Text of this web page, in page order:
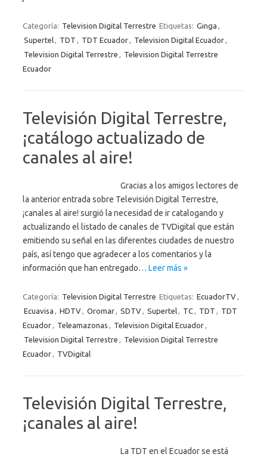
Categoría: Television Digital Terrestre Etiquetas: Ginga ,
Supertel, TDT , TDT Ecuador, Television Digital Ecuador,
Television Digital Terrestre , Television Digital Terrestre
Ecuador
Televisión Digital Terrestre,
¡catálogo actualizado de
canales al aire!
Gracias a los amigos lectores de
la anterior entrada sobre Televisión Digital Terrestre,
¡canales al aire! surgió la necesidad de ir catalogando y
actualizando el listado de canales de TVDigital que están
emitiendo su señal en las diferentes ciudades de nuestro
país, así tengo que agradecer a los comentarios y la
información que han entregado… Leer más »
Categoría: Television Digital Terrestre Etiquetas: EcuadorTV,
Ecuavisa , HDTV, Oromar, SDTV, Supertel, TC, TDT , TDT
Ecuador, Teleamazonas , Television Digital Ecuador,
Television Digital Terrestre , Television Digital Terrestre
Ecuador, TVDigital
Televisión Digital Terrestre,
¡canales al aire!
La TDT en el Ecuador se está